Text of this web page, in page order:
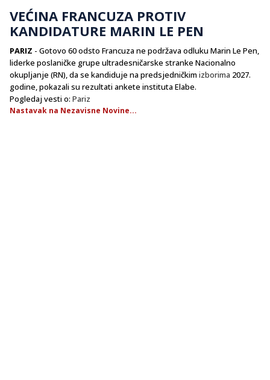
VEĆINA FRANCUZA PROTIV
KANDIDATURE MARIN LE PEN
PARIZ - Gotovo 60 odsto Francuza ne podržava odluku Marin Le Pen,
liderke poslaničke grupe ultradesničarske stranke Nacionalno
okupljanje (RN), da se kandiduje na predsjedničkim izborima 2027.
godine, pokazali su rezultati ankete instituta Elabe.
Pogledaj vesti o: Pariz
Nastavak na Nezavisne Novine...